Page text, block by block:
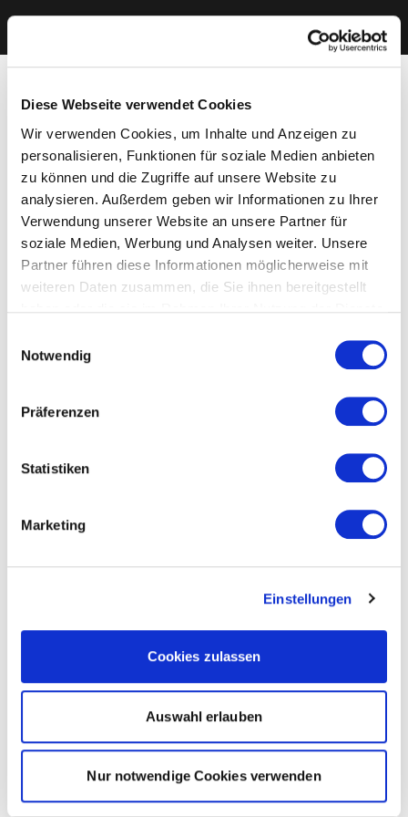
Diese Webseite verwendet Cookies
Wir verwenden Cookies, um Inhalte und Anzeigen zu
personalisieren, Funktionen für soziale Medien anbieten
zu können und die Zugriffe auf unsere Website zu
analysieren. Außerdem geben wir Informationen zu Ihrer
Verwendung unserer Website an unsere Partner für
soziale Medien, Werbung und Analysen weiter. Unsere
Partner führen diese Informationen möglicherweise mit
weiteren Daten zusammen, die Sie ihnen bereitgestellt
Cookies, wenn Sie unsere Webseite weiterhin nutzen.
Notwendig
Präferenzen
Statistiken
Marketing
Einstellungen
Cookies zulassen
Auswahl erlauben
Nur notwendige Cookies verwenden